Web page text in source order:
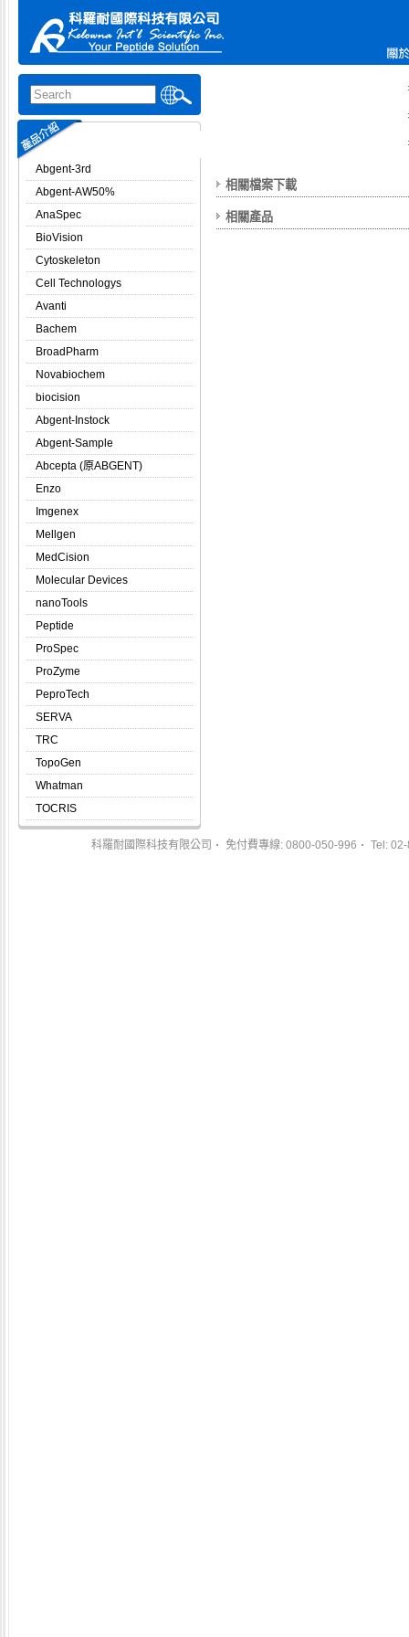
Abgent-3rd
Abgent-AW50%
AnaSpec
BioVision
Cytoskeleton
Cell Technologys
Avanti
Bachem
BroadPharm
Novabiochem
biocision
Abgent-Instock
Abgent-Sample
Abcepta (原ABGENT)
Enzo
Imgenex
Mellgen
MedCision
Molecular Devices
nanoTools
Peptide
ProSpec
ProZyme
PeproTech
SERVA
TRC
TopoGen
Whatman
TOCRIS
相關檔案下載
相關產品
科羅耐國際科技有限公司 免付費專線: 0800-050-996 Tel: